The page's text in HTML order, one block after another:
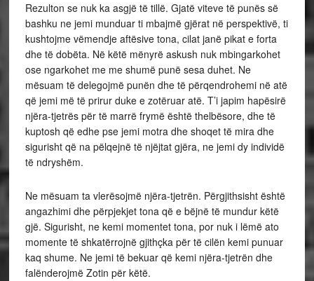
Rezulton se nuk ka asgjë të tillë. Gjatë viteve të punës së
bashku ne jemi munduar ti mbajmë gjërat në perspektivë, ti
kushtojme vëmendje aftësive tona, cilat janë pikat e forta
dhe të dobëta. Në këtë mënyrë askush nuk mbingarkohet
ose ngarkohet me me shumë punë sesa duhet. Ne
mësuam të delegojmë punën dhe të përqendrohemi në atë
që jemi më të prirur duke e zotëruar atë. T’i japim hapësirë
njëra-tjetrës për të marrë frymë është thelbësore, dhe të
kuptosh që edhe pse jemi motra dhe shoqet të mira dhe
sigurisht që na pëlqejnë të njëjtat gjëra, ne jemi dy individë
të ndryshëm.
Ne mësuam ta vlerësojmë njëra-tjetrën. Përgjithsisht është
angazhimi dhe përpjekjet tona që e bëjnë të mundur këtë
gjë. Sigurisht, ne kemi momentet tona, por nuk i lëmë ato
momente të shkatërrojnë gjithçka për të cilën kemi punuar
kaq shume. Ne jemi të bekuar që kemi njëra-tjetrën dhe
falënderojmë Zotin për këtë.